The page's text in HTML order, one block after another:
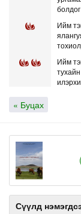
Ийм
Ийм
« Буцах
Сүүлд